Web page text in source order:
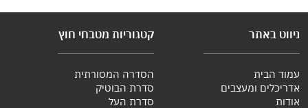
ניווט באתר
עמוד הבית
אדריכלים ומעצבים
אודות
קטגוריות מטבחי חוץ
הסדרה המסורתית
סדרת הבוטיק
סדרת העל